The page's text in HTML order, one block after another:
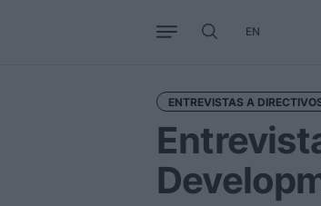
EN
ENTREVISTAS A